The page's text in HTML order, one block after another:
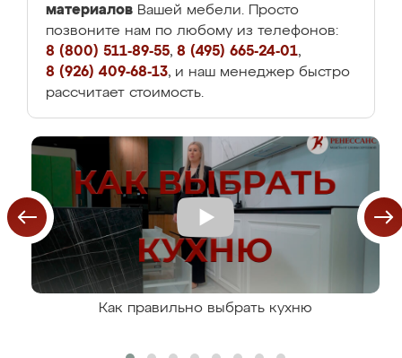
материалов Вашей мебели. Просто
позвоните нам по любому из телефонов:
8 (800) 511-89-55, 8 (495) 665-24-01,
8 (926) 409-68-13, и наш менеджер быстро
рассчитает стоимость.
Как правильно выбрать кухню